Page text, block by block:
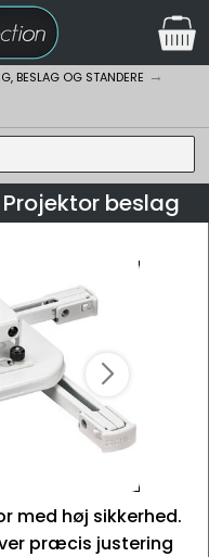
BESLAG OG STANDERE
Projektor beslag
med høj sikkerhed.
præcis justering